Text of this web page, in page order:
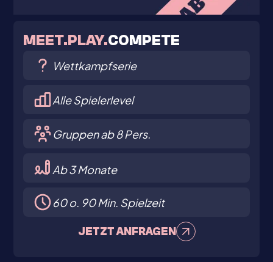
MEET.PLAY.COMPETE
Wettkampfserie
Alle Spielerlevel
Gruppen ab 8 Pers.
Ab 3 Monate
60 o. 90 Min. Spielzeit
JETZT ANFRAGEN